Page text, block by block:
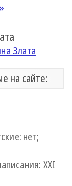
Злата
на сайте:
нет;
XXI